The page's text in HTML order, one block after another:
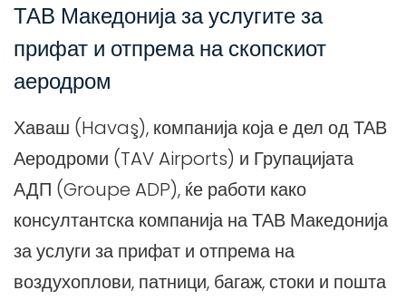
ТАВ Македонија за услугите за
прифат и отпрема на скопскиот
аеродром
Хаваш (Havaş), компанија која е дел од ТАВ
Аеродроми (TAV Airports) и Групацијата
АДП (Groupe ADP), ќе работи како
консултантска компанија на ТАВ Македонија
за услуги за прифат и отпрема на
воздухоплови, патници, багаж, стоки и пошта